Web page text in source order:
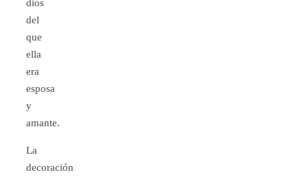
dios
del
que
ella
era
esposa
y
amante.
La
decoración